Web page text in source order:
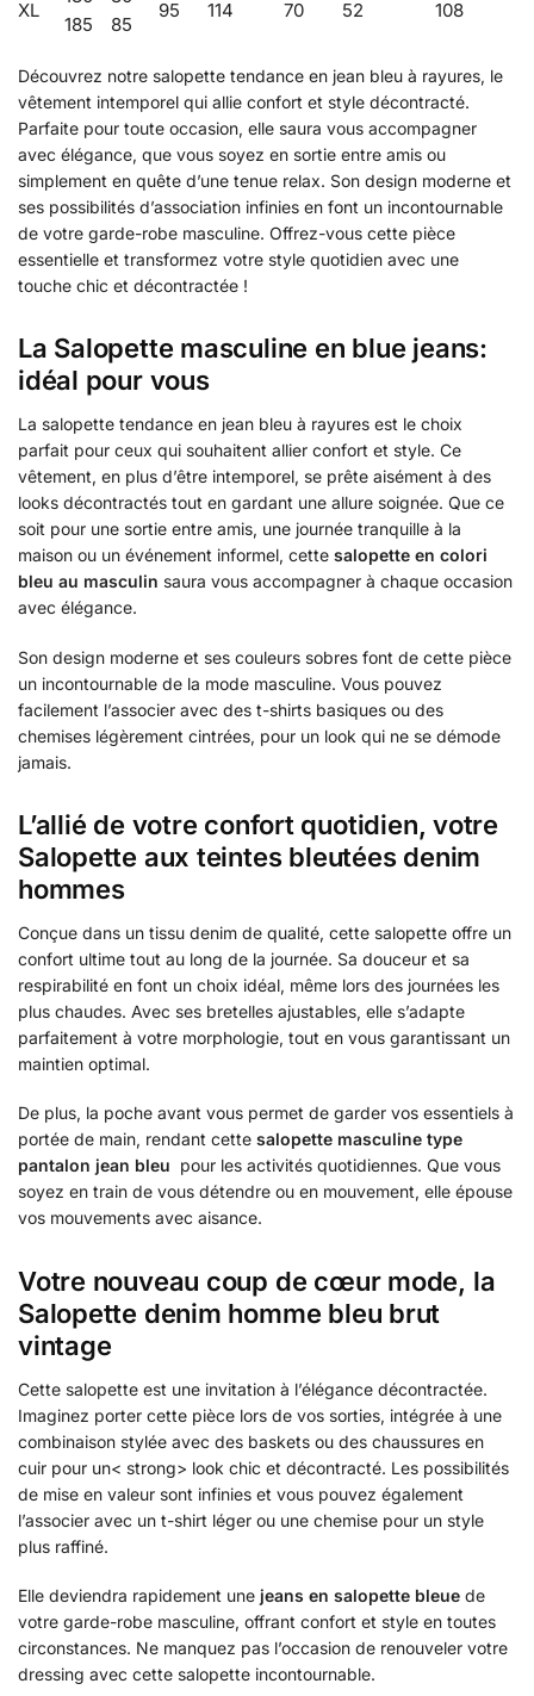
XL
185
85
95 114 70 52 108
Découvrez notre salopette tendance en jean bleu à rayures, le
vêtement intemporel qui allie confort et style décontracté.
Parfaite pour toute occasion, elle saura vous accompagner
avec élégance, que vous soyez en sortie entre amis ou
simplement en quête d’une tenue relax. Son design moderne et
ses possibilités d’association infinies en font un incontournable
de votre garde-robe masculine. Offrez-vous cette pièce
essentielle et transformez votre style quotidien avec une
touche chic et décontractée !
La Salopette masculine en blue jeans:
idéal pour vous
La salopette tendance en jean bleu à rayures est le choix
parfait pour ceux qui souhaitent allier confort et style. Ce
vêtement, en plus d’être intemporel, se prête aisément à des
looks décontractés tout en gardant une allure soignée. Que ce
soit pour une sortie entre amis, une journée tranquille à la
maison ou un événement informel, cette salopette en colori
bleu au masculin saura vous accompagner à chaque occasion
avec élégance.
Son design moderne et ses couleurs sobres font de cette pièce
un incontournable de la mode masculine. Vous pouvez
facilement l’associer avec des t-shirts basiques ou des
chemises légèrement cintrées, pour un look qui ne se démode
jamais.
L’allié de votre confort quotidien, votre
Salopette aux teintes bleutées denim
hommes
Conçue dans un tissu denim de qualité, cette salopette offre un
confort ultime tout au long de la journée. Sa douceur et sa
respirabilité en font un choix idéal, même lors des journées les
plus chaudes. Avec ses bretelles ajustables, elle s’adapte
parfaitement à votre morphologie, tout en vous garantissant un
maintien optimal.
De plus, la poche avant vous permet de garder vos essentiels à
portée de main, rendant cette salopette masculine type
pantalon jean bleu pour les activités quotidiennes. Que vous
soyez en train de vous détendre ou en mouvement, elle épouse
vos mouvements avec aisance.
Votre nouveau coup de cœur mode, la
Salopette denim homme bleu brut
vintage
Cette salopette est une invitation à l’élégance décontractée.
Imaginez porter cette pièce lors de vos sorties, intégrée à une
combinaison stylée avec des baskets ou des chaussures en
cuir pour un< strong> look chic et décontracté. Les possibilités
de mise en valeur sont infinies et vous pouvez également
l’associer avec un t-shirt léger ou une chemise pour un style
plus raffiné.
Elle deviendra rapidement une jeans en salopette bleue de
votre garde-robe masculine, offrant confort et style en toutes
circonstances. Ne manquez pas l’occasion de renouveler votre
dressing avec cette salopette incontournable.